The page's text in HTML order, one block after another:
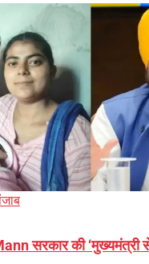
सरकार की ‘मुख्यमंत्री